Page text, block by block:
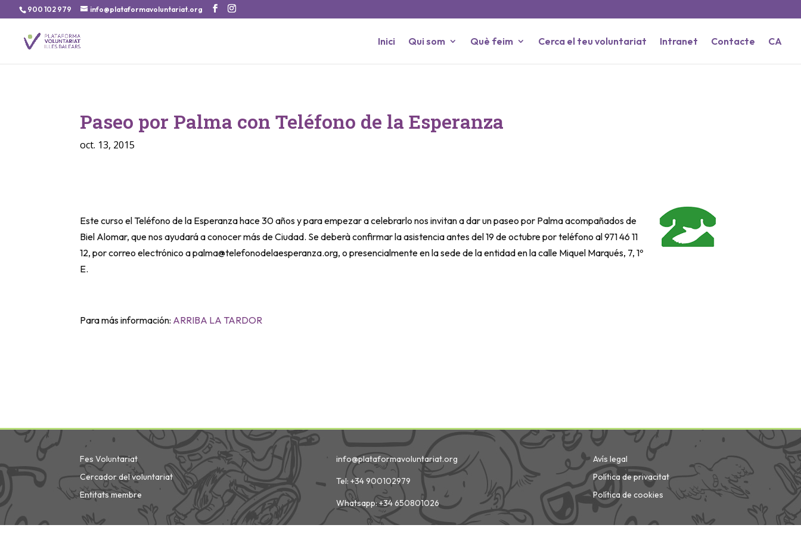
900 102 979 info@plataformavoluntariat.org
Inici Qui som Què feim Cerca el teu voluntariat Intranet Contacte CA
Paseo por Palma con Teléfono de la Esperanza
oct. 13, 2015
Este curso el Teléfono de la Esperanza hace 30 años y para empezar a celebrarlo nos invitan a dar un paseo por Palma acompañados de
Biel Alomar, que nos ayudará a conocer más de Ciudad. Se deberà confirmar la asistencia antes del 19 de octubre por teléfono al 971 46 11
12, por correo electrónico a palma@telefonodelaesperanza.org, o presencialmente en la sede de la entidad en la calle Miquel Marqués, 7, 1º
E.
Para más información: ARRIBA LA TARDOR
Fes Voluntariat
Cercador del voluntariat
Entitats membre
info@plataformavoluntariat.org
Tel: +34 900102979
Whatsapp: +34 650801026
Avís legal
Política de privacitat
Política de cookies